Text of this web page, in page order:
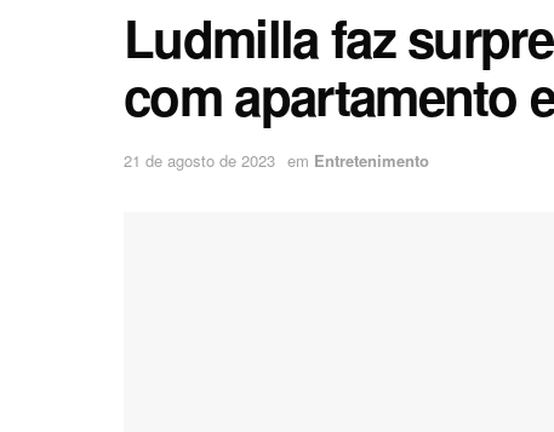
Ludmilla faz
com apartamento
21 de agosto de 2023 em Entretenimento